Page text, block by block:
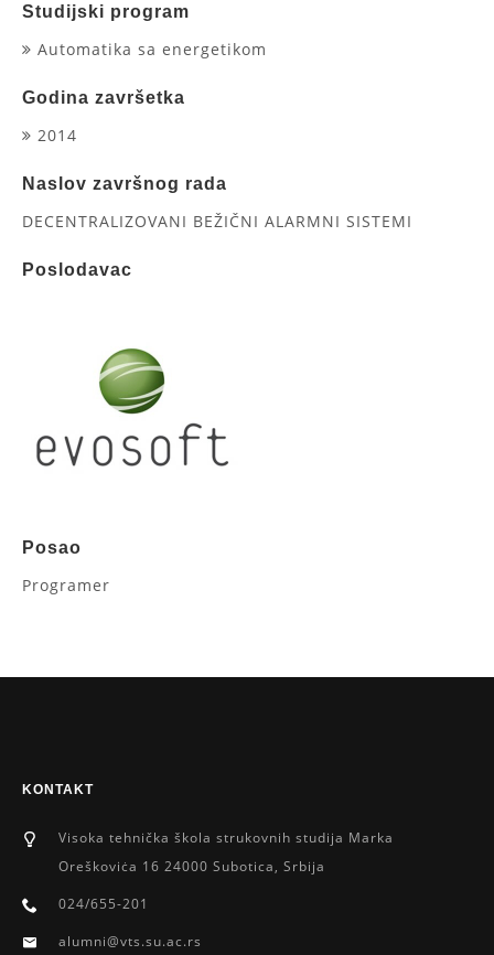
Studijski program
Automatika sa energetikom
Godina završetka
2014
Naslov završnog rada
DECENTRALIZOVANI BEŽIČNI ALARMNI SISTEMI
Poslodavac
Posao
Programer
KONTAKT
Visoka tehnička škola strukovnih studija Marka
Oreškoviċa 16 24000 Subotica, Srbija
024/655-201
alumni@vts.su.ac.rs